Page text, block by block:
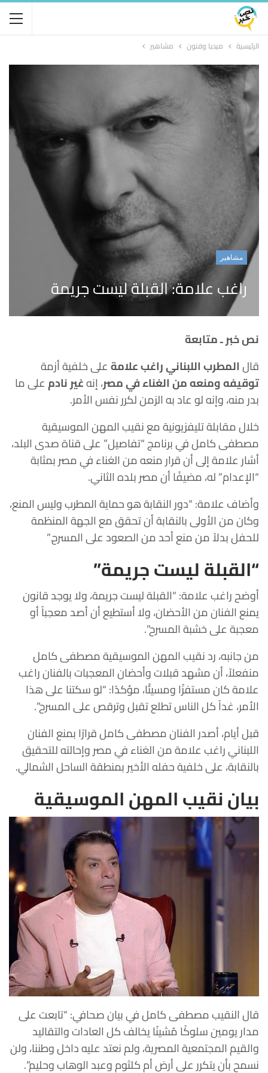
الرئيسية ميديا وفنون مشاهير
مشاهير
راغب علامة: القبلة ليست جريمة
نص خبر ـ متابعة
قالالمطرب اللبناني راغب علامةعلى خلفية أزمة
توقيفه ومنعه من الغناء في مصر، إنهغير نادمعلى ما
بدر منه، وإنه لو عاد به الزمن لكرر نفس الأمر.
خلال مقابلة تليفزيونية مع نقيب المهن الموسيقية
مصطفى كامل في برنامج “تفاصيل” على قناة صدى البلد،
أشار علامة إلى أن قرار منعه من الغناء في مصر بمثابة
“الإعدام” له، مضيفًا أن مصر بلده الثاني.
وأضاف علامة: “دور النقابة هو حماية المطرب وليس المنع،
وكان من الأولى بالنقابة أن تحقق مع الجهة المنظمة
للحفل بدلاً من منع أحد من الصعود على المسرح.”
“القبلة ليست جريمة”
أوضح راغب علامة: “القبلة ليست جريمة، ولا يوجد قانون
يمنع الفنان من الأحضان، ولا أستطيع أن أصد معجباً أو
معجبة على خشبة المسرح”.
من جانبه، رد نقيب المهن الموسيقية مصطفى كامل
منفعلاً، أن مشهد قبلات وأحضان المعجبات بالفنان راغب
علامة كان مستفزًا ومسيئًا، مؤكدًا: “لو سكتنا على هذا
الأمر، غداً كل الناس تطلع تقبل وترقص على المسرح”.
قبل أيام، أصدر الفنان مصطفى كامل قرارًا بمنع الفنان
اللبناني راغب علامة من الغناء في مصر وإحالته للتحقيق
بالنقابة، على خلفية حفله الأخير بمنطقة الساحل الشمالي.
بيان نقيب المهن الموسيقية
قال النقيب مصطفى كامل في بيان صحافي: “تابعت على
مدار يومين سلوكًا مُشينًا يخالف كل العادات والتقاليد
والقيم المجتمعية المصرية، ولم نعتد عليه داخل وطننا، ولن
نسمح بأن يتكرر على أرض أم كلثوم وعبد الوهاب وحليم”.